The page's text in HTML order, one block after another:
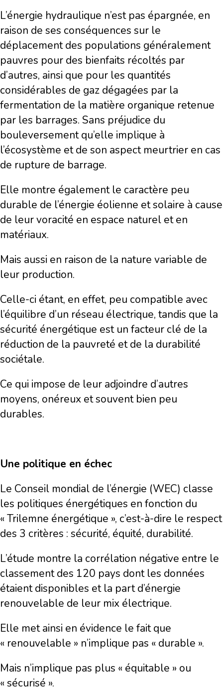
L’énergie hydraulique n’est pas épargnée, en
raison de ses conséquences sur le
déplacement des populations généralement
pauvres pour des bienfaits récoltés par
d’autres, ainsi que pour les quantités
considérables de gaz dégagées par la
fermentation de la matière organique retenue
par les barrages. Sans préjudice du
bouleversement qu’elle implique à
l’écosystème et de son aspect meurtrier en cas
de rupture de barrage.
Elle montre également le caractère peu
durable de l’énergie éolienne et solaire à cause
de leur voracité en espace naturel et en
matériaux.
Mais aussi en raison de la nature variable de
leur production.
Celle-ci étant, en effet, peu compatible avec
l’équilibre d’un réseau électrique, tandis que la
sécurité énergétique est un facteur clé de la
réduction de la pauvreté et de la durabilité
sociétale.
Ce qui impose de leur adjoindre d’autres
moyens, onéreux et souvent bien peu
durables.
Une politique en échec
Le Conseil mondial de l’énergie (WEC) classe
les politiques énergétiques en fonction du
« Trilemne énergétique », c’est-à-dire le respect
des 3 critères : sécurité, équité, durabilité.
L’étude montre la corrélation négative entre le
classement des 120 pays dont les données
étaient disponibles et la part d’énergie
renouvelable de leur mix électrique.
Elle met ainsi en évidence le fait que
« renouvelable » n’implique pas « durable ».
Mais n’implique pas plus « équitable » ou
« sécurisé ».